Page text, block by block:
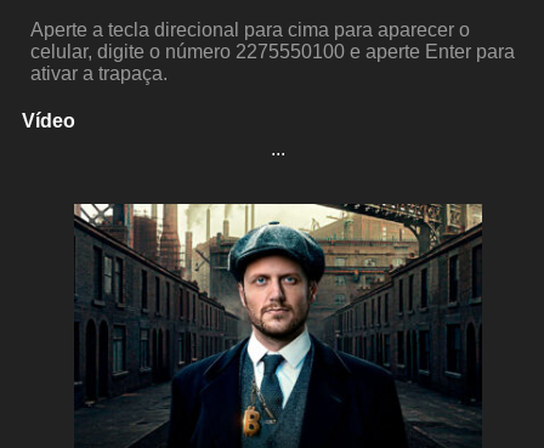
Aperte a tecla direcional para cima para aparecer o
celular, digite o número 2275550100 e aperte Enter para
ativar a trapaça.
Vídeo
...